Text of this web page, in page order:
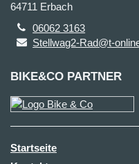
64711 Erbach
06062 3163
Stellwag2-Rad@t-
BIKE&CO PARTNER
Startseite